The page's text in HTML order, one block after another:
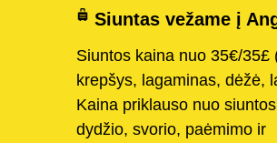
Siuntas vežame į
Siuntos kaina nuo 35€/35£
krepšys, lagaminas, dėžė,
Kaina priklauso nuo siuntos
dydžio, svorio, paėmimo ir